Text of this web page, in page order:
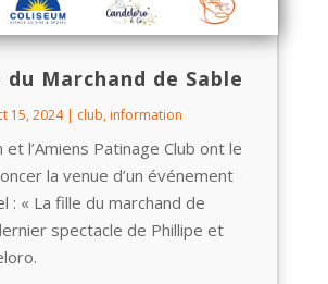
du Marchand de Sable
15, 2024| club,information
et l’Amiens Patinage Club ont le
la venue d’un événement
: « La fille du marchand de
spectacle de Phillipe et